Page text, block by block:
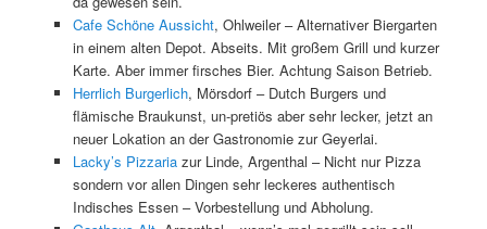
Cafe Schöne Aussicht, Ohlweiler – Alternativer Biergarten
in einem alten Depot. Abseits. Mit großem Grill und kurzer
Karte. Aber immer firsches Bier. Achtung Saison Betrieb.
Herrlich Burgerlich, Mörsdorf – Dutch Burgers und
flämische Braukunst, un-pretiös aber sehr lecker, jetzt an
neuer Lokation an der Gastronomie zur Geyerlai.
Lacky’s Pizzariazur Linde, Argenthal – Nicht nur Pizza
sondern vor allen Dingen sehr leckeres authentisch
Indisches Essen – Vorbestellung und Abholung.